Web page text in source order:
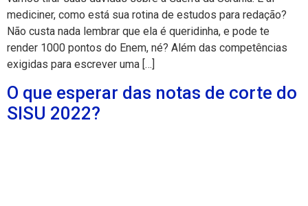
mediciner, como está sua rotina de estudos para redação?
Não custa nada lembrar que ela é queridinha, e pode te
render 1000 pontos do Enem, né? Além das competências
exigidas para escrever uma […]
O que esperar das notas de corte do
SISU 2022?